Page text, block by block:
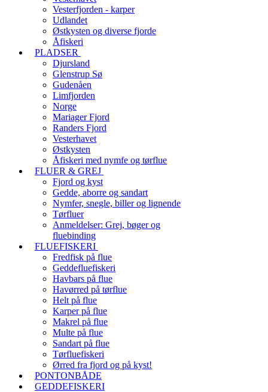
Vesterfjorden - karper
Udlandet
Østkysten og diverse fjorde
Åfiskeri
PLADSER
Djursland
Glenstrup Sø
Gudenåen
Limfjorden
Norge
Mariager Fjord
Randers Fjord
Vesterhavet
Østkysten
Åfiskeri med nymfe og tørflue
FLUER & GREJ
Fjord og kyst
Gedde, aborre og sandart
Nymfer, snegle, biller og lignende
Tørfluer
Anmeldelser: Grej, bøger og
fluebinding
FLUEFISKERI
Fredfisk på flue
Geddefluefiskeri
Havbars på flue
Havørred på tørflue
Helt på flue
Karper på flue
Makrel på flue
Multe på flue
Sandart på flue
Tørfluefiskeri
Ørred fra fjord og på kyst!
PONTONBÅDE
GEDDEFISKERI